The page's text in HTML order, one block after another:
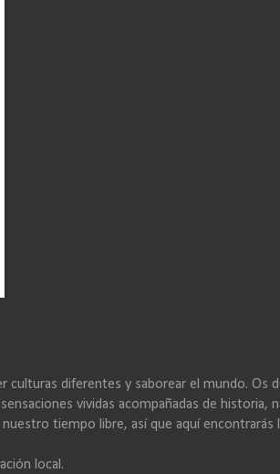
culturas diferentes y saborear el mundo. Os
vividas acompañadas de historia,
tiempo libre, así que aquí encontrarás
local.